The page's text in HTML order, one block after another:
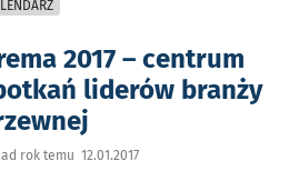
2017 – centrum
liderów branży
rok temu 12.01.2017